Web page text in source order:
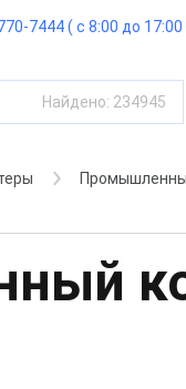
7444 ( с 8:00 до 17:00
Найдено: 234945